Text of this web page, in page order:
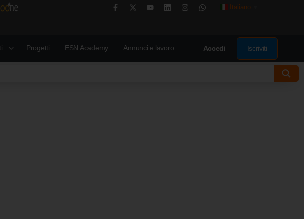
Italiano
Progetti ESN Academy Annunci e lavoro Accedi Iscriviti